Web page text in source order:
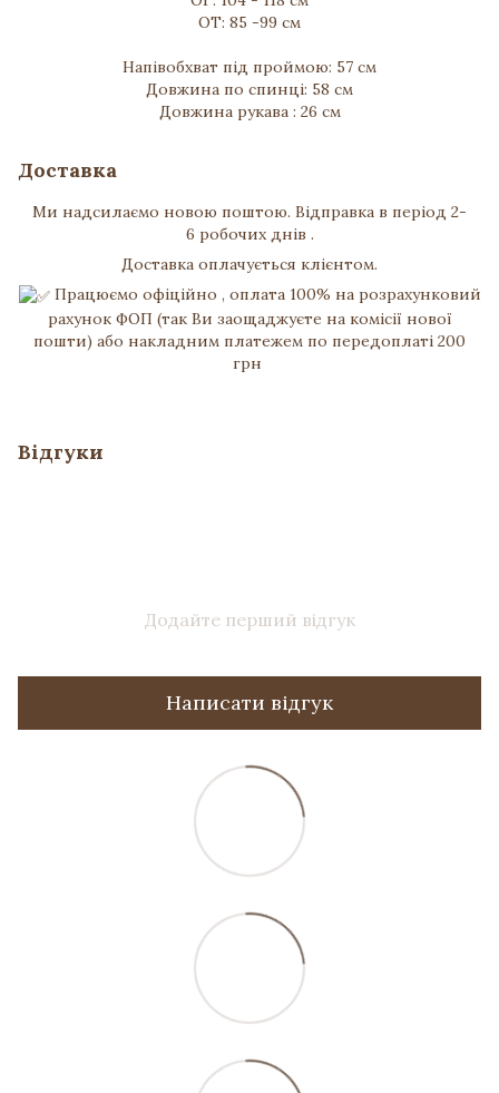
ОТ: 85 -99 см
Напівобхват під проймою: 57 см
Довжина по спинці: 58 см
Довжина рукава : 26 см
Доставка
Ми надсилаємо новою поштою. Відправка в період 2-
6 робочих днів .
Доставка оплачується клієнтом.
Працюємо офіційно , оплата 100% на розрахунковий
рахунок ФОП (так Ви заощаджуєте на комісії нової
пошти) або накладним платежем по передоплаті 200
грн
Відгуки
Додайте перший відгук
Написати відгук